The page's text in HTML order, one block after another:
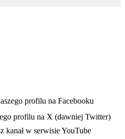
w nowej karcieprofilu na Facebooku
profilu na X (dawniej Twitter)
w nowej karcie
kanał w serwisie YouTube